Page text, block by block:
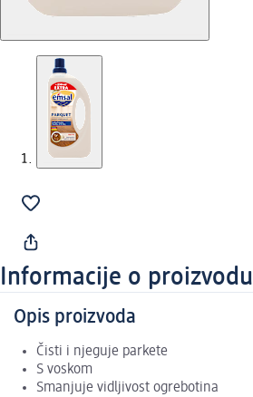
Informacije o proizvodu
Opis proizvoda
Čisti i njeguje parkete
S voskom
Smanjuje vidljivost ogrebotina